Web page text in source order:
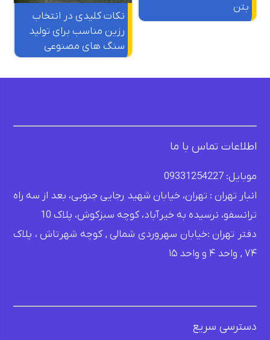
بتن
نکات کلیدی در انتخاب
رزین مناسب برای تولید
سنگ های مصنوعی
اطلاعات تماس با ما
موبایل: 09331254227
انبار تهران : تهران، خیابان شهید رجایی جنوبی، بعد از سه راه
ترانسفو، نرسیده به خیرآباد، کوچه سبزکوش، پلاک 10
دفتر تهران :خیابان سهروردی شمالی , کوچه شهرتاش ، پلاک
۷۴ , واحد ۴ و واحد ۱۵
دسترسی سریع